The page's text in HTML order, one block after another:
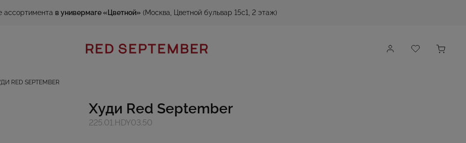
ассортимента в универмаге «Цветной» (Москва, Цветной бульвар 15с1, 2 этаж)
RED SEPTEMBER
Худи Red September
225.01.HDY03.50